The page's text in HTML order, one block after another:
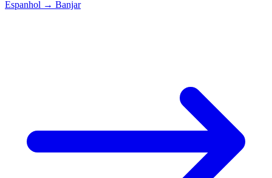
Espanhol → Banjar